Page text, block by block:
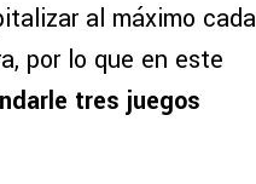
al máximo cada
por lo que en este
tres juegos